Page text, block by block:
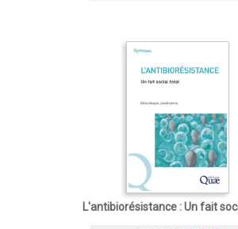
L'antibiorésistance : Un fait